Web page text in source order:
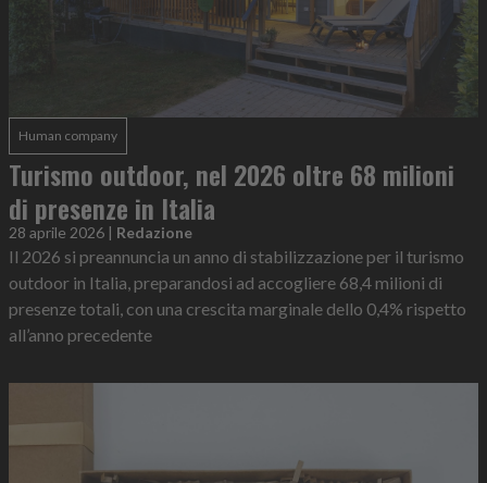
Human company
Turismo outdoor, nel 2026 oltre 68 milioni
di presenze in Italia
28 aprile 2026 | Redazione
Il 2026 si preannuncia un anno di stabilizzazione per il turismo
outdoor in Italia, preparandosi ad accogliere 68,4 milioni di
presenze totali, con una crescita marginale dello 0,4% rispetto
all’anno precedente